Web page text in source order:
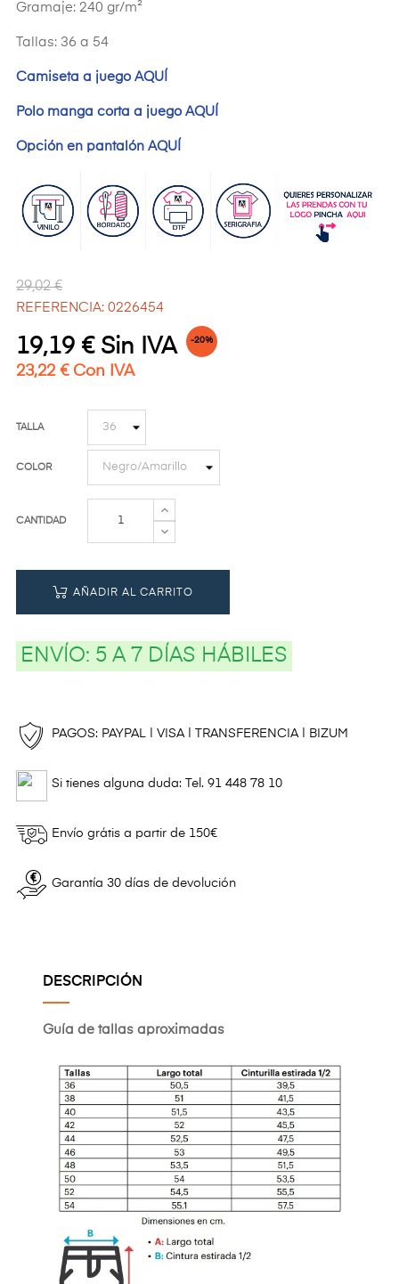
Gramaje: 240 gr/m²
Tallas: 36 a 54
Camiseta a juego AQUÍ
Polo manga corta a juego AQUÍ
Opción en pantalón AQUÍ
29,02 €
REFERENCIA: 0226454
19,19 € Sin IVA -20%
23,22 € Con IVA
TALLA
COLOR
CANTIDAD
AÑADIR AL CARRITO
ENVÍO: 5 A 7 DÍAS HÁBILES
PAGOS: PAYPAL | VISA | TRANSFERENCIA | BIZUM
Si tienes alguna duda: Tel. 91 448 78 10
Envío grátis a partir de 150€
Garantía 30 días de devolución
DESCRIPCIÓN
Guía de tallas aproximadas